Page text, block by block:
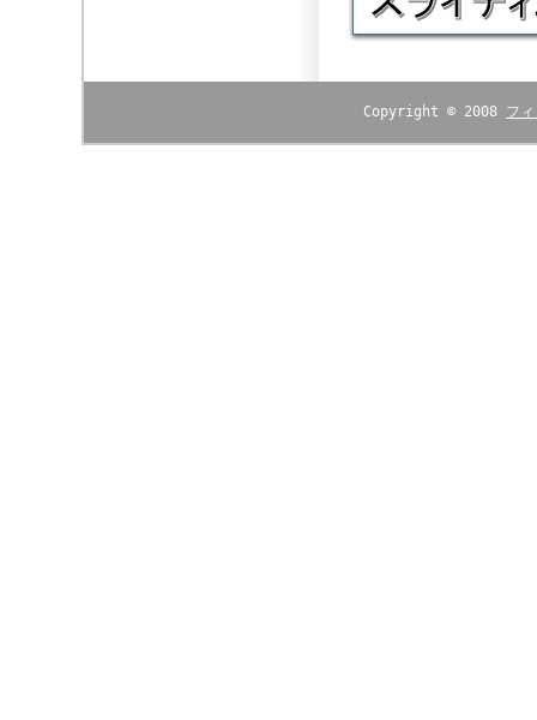
Copyright © 2008 フ